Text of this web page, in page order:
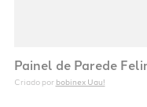
Painel de Parede
Criado por bobinex Uau!